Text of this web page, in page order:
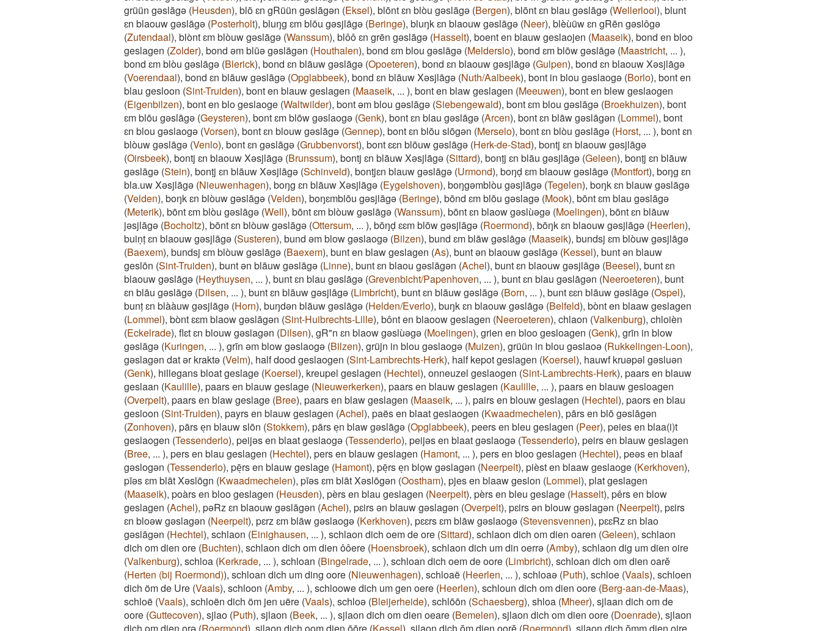
grüün gəslāgə (Heusden), blō ɛn gRüün gəslāgən (Eksel), blōnt ɛn blòu gəslāgə (Bergen), blōnt ɛn blau gəslāgə (Wellerlooi), blunt
ɛn blaouw gəslāgə (Posterholt), bluŋg ɛm blōu gəsjlāgə (Beringe), bluŋk ɛn blaouw gəslāgə (Neer), blèùüw ɛn gRēn gəslôgə
(Zutendaal), blònt ɛm blòuw gəslāgə (Wanssum), blôô ɛn grēn gəslāgə (Hasselt), boent en blauw geslaojen (Maaseik), bond en bloo
geslagen (Zolder), bond əm blūə gəslāgən (Houthalen), bond ɛm blou gəslāgə (Melderslo), bond ɛm blōw gəslāgə (Maastricht, ... ),
bond ɛm blòu gəslāgə (Blerick), bond ɛn blāuw gəslāgə (Opoeteren), bond ɛn blaouw gəsjlāgə (Gulpen), bond ɛn blaouw Xəsjlāgə
(Voerendaal), bond ɛn blāuw gəslāgə (Opglabbeek), bond ɛn blāuw Xəsjlāgə (Nuth/Aalbeek), bont in blou gəslaogə (Borlo), bont en
blau gesloon (Sint-Truiden), bont en blauw geslagen (Maaseik, ... ), bont en blaw geslagen (Meeuwen), bont en blew geslaogen
(Eigenbilzen), bont en blo geslaoge (Waltwilder), bont əm blou gəslāgə (Siebengewald), bont ɛm blou gəslāgə (Broekhuizen), bont
ɛm blōu gəslāgə (Geysteren), bont ɛm blōw gəslaogə (Genk), bont ɛn blau gəslāgə (Arcen), bont ɛn blāw gəslāgən (Lommel), bont
ɛn blou gəslaogə (Vorsen), bont ɛn blouw gəslāgə (Gennep), bont ɛn blōu slōgən (Merselo), bont ɛn blòu gəslāgə (Horst, ... ), bont ɛn
blòuw gəslāgə (Venlo), bont ɛn gəslāgə (Grubbenvorst), bont ɛɛn blōuw gəslāgə (Herk-de-Stad), bontj ɛn blaouw gəsjlāgə
(Oirsbeek), bontj ɛn blaouw Xəsjlāgə (Brunssum), bontj ɛn blāuw Xəsjlāgə (Sittard), bonṭj ɛn blāu gəsjlāgə (Geleen), bonṭj ɛn blāuw
gəslāgə (Stein), bonṭj ɛn blāuw Xəsjlāgə (Schinveld), bonṭjɛn blauw gəslāgə (Urmond), boŋḍ ɛm blaouw gəslāgə (Montfort), boŋg ɛn
bla.uw Xəsjlāgə (Nieuwenhagen), boŋg ɛn blāuw Xəsjlāgə (Eygelshoven), boŋgəmblòu gəsjlāgə (Tegelen), boŋk ɛn blauw gəslāgə
(Velden), boŋk ɛn blòuw gəslāgə (Velden), boŋɛmblōu gəsjlāgə (Beringe), bōnd ɛm blōu gəslagə (Mook), bōnt ɛm blau gəslāgə
(Meterik), bōnt ɛm blòu gəslāgə (Well), bōnt ɛm blòuw gəslāgə (Wanssum), bōnt ɛn blaow gəslùəgə (Moelingen), bōnt ɛn blāuw
jəsjlāgə (Bocholtz), bōnt ɛn blòuw gəslāgə (Ottersum, ... ), bōŋḍ ɛɛm blōw gəsjlāgə (Roermond), bōŋk ɛn blaouw gəsjlāgə (Heerlen),
buiṇṭ ɛn blaouw gəsjlāgə (Susteren), bund əm blow gəslaogə (Bilzen), bund ɛm blāw gəslāgə (Maaseik), bundsj ɛm blòuw gəsjlāgə
(Baexem), bundsj ɛm blòuw gəslāgə (Baexem), bunt en blaw geslagen (As), bunt ən blaouw gəslāgə (Kessel), bunt ən blauw
geslōn (Sint-Truiden), bunt ən blāuw gəslāgə (Linne), bunt ɛn blaou gəslāgən (Achel), bunt ɛn blaouw gəsjlāgə (Beesel), bunt ɛn
blaouw gəslāgə (Heythuysen, ... ), bunt ɛn blau gəslāgə (Grevenbicht/Papenhoven, ... ), bunt ɛn blau gəslāgən (Neeroeteren), bunt
ɛn blāu gəslāgə (Dilsen, ... ), bunt ɛn blāuw gəsjlāgə (Limbricht), bunt ɛn blāuw gəslāgə (Born, ... ), bunt ɛɛn blāuw gəslāgə (Ospel),
bunṭ ɛn blààuw gəsjlāgə (Horn), buŋdən blāuw gəslāgə (Helden/Everlo), buŋk ɛn blaouw gəslāgə (Belfeld), bònt en blaaw geslagen
(Lommel), bònt ɛɛm blaow gəslāgən (Sint-Huibrechts-Lille), bônt en blaoow geslagen (Neeroeteren), chlaon (Valkenburg), chloièn
(Eckelrade), flɛt ɛn blouw gəslagən (Dilsen), gR"n ɛn blaow gəslùəgə (Moelingen), grien en bloo gesloagen (Genk), grīn in blow
gəslāgə (Kuringen, ... ), grīn əm blow gəslaogə (Bilzen), grüjn in blou gəslaogə (Muizen), grüün in blou gəslaoə (Rukkelingen-Loon),
gəslagən dat ər kraktə (Velm), half dood geslaogen (Sint-Lambrechts-Herk), half kepot geslagen (Koersel), hauwf kruəpəl gəsluən
(Genk), hillegans bloat geslage (Koersel), kreupel geslagen (Hechtel), onneuzel geslaogen (Sint-Lambrechts-Herk), paars en blauw
geslaan (Kaulille), paars en blauw geslage (Nieuwerkerken), paars en blauw geslagen (Kaulille, ... ), paars en blauw gesloagen
(Overpelt), paars en blaw geslage (Bree), paars en blaw geslagen (Maaseik, ... ), pairs en blouw geslagen (Hechtel), paors en blau
gesloon (Sint-Truiden), payrs en blauw geslagen (Achel), paës en blaat geslaogen (Kwaadmechelen), pārs en blō gəslāgən
(Zonhoven), pārs eͅn blauw slōn (Stokkem), pārs eͅn blaw gəslāgə (Opglabbeek), peers en bleu geslagen (Peer), peies en blaa(i)t
geslaogen (Tessenderlo), peijəs en blaat geslaogə (Tessenderlo), peijəs en blaat gəslaogə (Tessenderlo), peirs en blauw geslagen
(Bree, ... ), pers en blau geslagen (Hechtel), pers en blauw geslagen (Hamont, ... ), pers en bloo geslagen (Hechtel), peəs en blaaf
gəslogən (Tessenderlo), pēͅrs en blauw geslage (Hamont), pēͅrs eͅn bloͅw gəslagən (Neerpelt), pièst en blaaw geslaoge (Kerkhoven),
pīəs ɛm blāt Xəslōgn (Kwaadmechelen), pīəs ɛm blāt Xəslōgən (Oostham), pjes en blaaw geslon (Lommel), plat geslagen
(Maaseik), poàrs en bloo geslagen (Heusden), pèrs en blau geslagen (Neerpelt), pèrs en bleu geslage (Hasselt), pêrs en blow
geslagen (Achel), pəRz ɛn blaouw gəslāgən (Achel), pɛirs ən blauw gəslagən (Overpelt), pɛirs ən blouw gəslagən (Neerpelt), pɛirs
ɛn bloəw gəslagən (Neerpelt), pɛrz ɛm blāw gəslaogə (Kerkhoven), pɛɛrs ɛm blāw gəslaogə (Stevensvennen), pɛɛRz ɛn blao
gəslāgən (Hechtel), schlaon (Einighausen, ... ), schlaon dich oem de ore (Sittard), schlaon dich om dien oaren (Geleen), schlaon
dich om dien ore (Buchten), schlaon dich om dien ôôere (Hoensbroek), schlaon dich um din oerrə (Amby), schlaon dig um dien oire
(Valkenburg), schloa (Kerkrade, ... ), schloan (Bingelrade, ... ), schloan dich oem de oore (Limbricht), schloan dich om dien oarĕ
(Herten (bij Roermond)), schloan dich um ding oore (Nieuwenhagen), schloaë (Heerlen, ... ), schloaə (Puth), schloe (Vaals), schloen
dich öm de Ure (Vaals), schloon (Amby, ... ), schloowe dich um gen oere (Heerlen), schloun dich om dien oore (Berg-aan-de-Maas),
schloë (Vaals), schloën dich öm jen uëre (Vaals), schloə (Bleijerheide), schlōōn (Schaesberg), shloa (Mheer), sjlaan dich om de
oore (Guttecoven), sjlao (Puth), sjlaon (Beek, ... ), sjlaon dich om dien oeare (Bemelen), sjlaon dich om dien oore (Doenrade), sjlaon